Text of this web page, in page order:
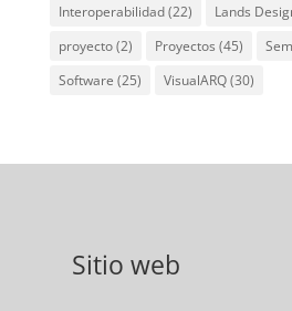
Interoperabilidad(22) Lands
proyecto(2) Proyectos (45)
Software (25) VisualARQ(30)
Sitio web